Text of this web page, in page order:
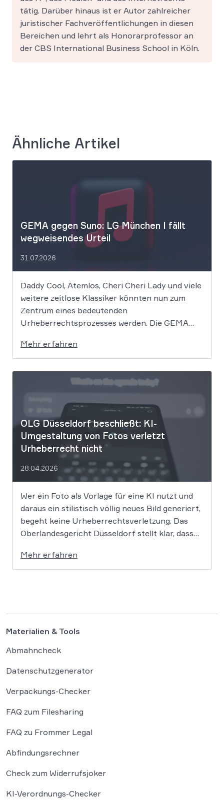
tätig. Darüber hinaus ist er Autor zahlreicher
juristischer Fachveröffentlichungen in diesen
Bereichen und lehrt als Honorarprofessor an
der CBS International Business School in Köln.
Ähnliche Artikel
GEMA gegen Suno: LG München I fällt
wegweisendes Urteil
31.07.2026
Daddy Cool, Atemlos, Cheri Cheri Lady und viele
weitere zeitlose Klassiker könnten nun zum
Zentrum eines bedeutenden
Urheberrechtsprozesses werden. Die GEMA
die Rechte ihrer Mitglieder verteidigen. Dem
Unternehmen hinter der populären KI-Musik-
App werden massive
Urheberrechtsverletzungen vorgeworfen. Die
Mehr erfahren
OLG Düsseldorf beschließt: KI-
Umgestaltung von Fotos verletzt
Urheberrecht nicht
28.04.2026
Wer ein Foto als Vorlage für eine KI nutzt und
daraus ein stilistisch völlig neues Bild generiert,
begeht keine Urheberrechtsverletzung. Das
Oberlandesgericht Düsseldorf stellt klar, dass
KI-gestützte Umgestaltung zulässig ist, solange
die individuellen kreativen Merkmale des
Mehr erfahren
Materialien & Tools
Abmahncheck
Datenschutzgenerator
Verpackungs-Checker
FAQ zum Filesharing
FAQ zu Frommer Legal
Abfindungsrechner
Check zum Widerrufsjoker
KI-Verordnungs-Checker